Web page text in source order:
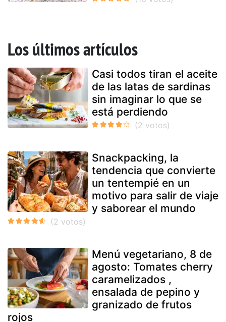
Los últimos artículos
Casi todos tiran el aceite
de las latas de sardinas
sin imaginar lo que se
está perdiendo
Snackpacking, la
tendencia que convierte
un tentempié en un
motivo para salir de viaje
y saborear el mundo
Menú vegetariano, 8 de
agosto: Tomates cherry
caramelizados ,
ensalada de pepino y
granizado de frutos
rojos